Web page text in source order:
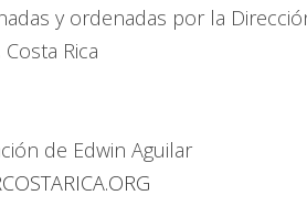
y ordenadas por la
Costa Rica
de Edwin Aguilar